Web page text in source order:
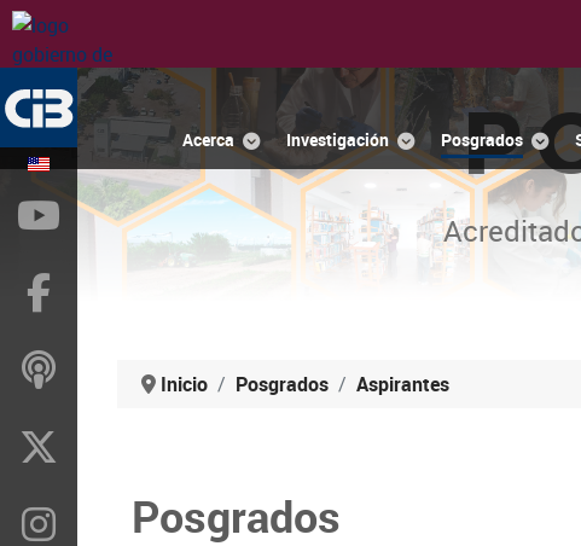
Acerca Investigación Posgrados
Inicio Posgrados Aspirantes
Posgrados
YouTube
ivoox
Instragram